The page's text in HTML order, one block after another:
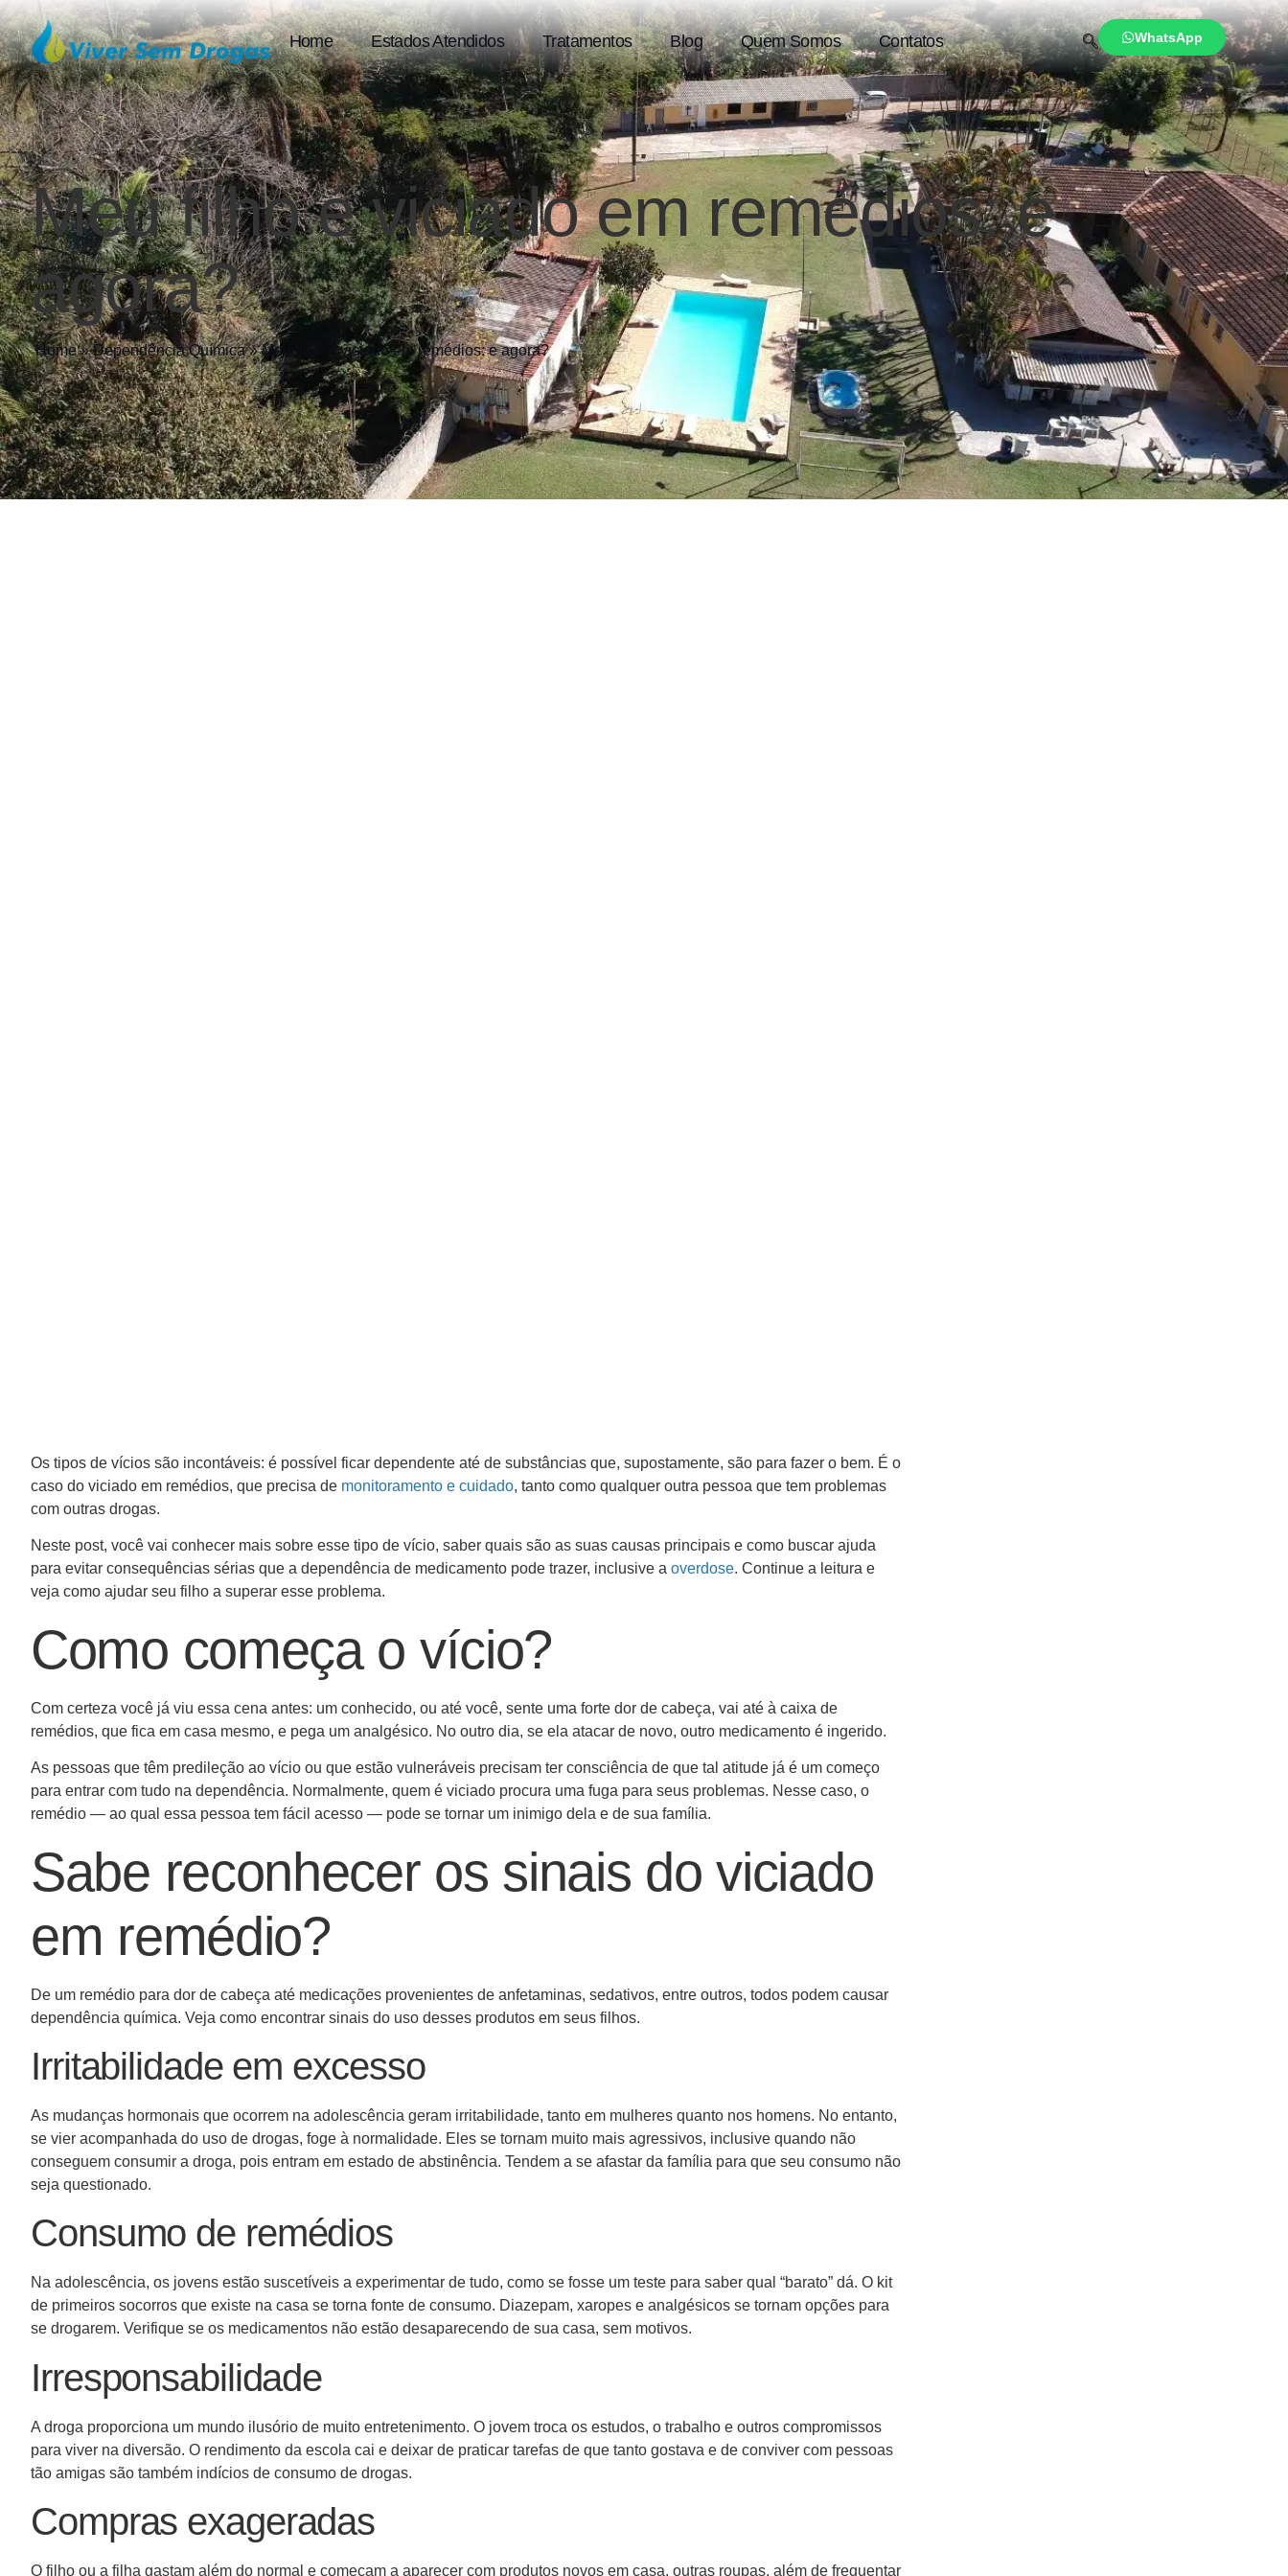
Home Estados Atendidos Tratamentos Blog Quem Somos Contatos WhatsApp
Meu filho é viciado em remédios: e
agora?
Home»Dependência Química»Meu filho é viciado em remédios: e agora?
Os tipos de vícios são incontáveis: é possível ficar dependente até de substâncias que, supostamente, são para fazer o bem. É o
caso do viciado em remédios, que precisa de monitoramento e cuidado, tanto como qualquer outra pessoa que tem problemas
com outras drogas.
Neste post, você vai conhecer mais sobre esse tipo de vício, saber quais são as suas causas principais e como buscar ajuda
para evitar consequências sérias que a dependência de medicamento pode trazer, inclusive a overdose. Continue a leitura e
veja como ajudar seu filho a superar esse problema.
Como começa o vício?
Com certeza você já viu essa cena antes: um conhecido, ou até você, sente uma forte dor de cabeça, vai até à caixa de
remédios, que fica em casa mesmo, e pega um analgésico. No outro dia, se ela atacar de novo, outro medicamento é ingerido.
As pessoas que têm predileção ao vício ou que estão vulneráveis precisam ter consciência de que tal atitude já é um começo
para entrar com tudo na dependência. Normalmente, quem é viciado procura uma fuga para seus problemas. Nesse caso, o
remédio — ao qual essa pessoa tem fácil acesso — pode se tornar um inimigo dela e de sua família.
Sabe reconhecer os sinais do viciado
em remédio?
De um remédio para dor de cabeça até medicações provenientes de anfetaminas, sedativos, entre outros, todos podem causar
dependência química. Veja como encontrar sinais do uso desses produtos em seus filhos.
Irritabilidade em excesso
As mudanças hormonais que ocorrem na adolescência geram irritabilidade, tanto em mulheres quanto nos homens. No entanto,
se vier acompanhada do uso de drogas, foge à normalidade. Eles se tornam muito mais agressivos, inclusive quando não
conseguem consumir a droga, pois entram em estado de abstinência. Tendem a se afastar da família para que seu consumo não
seja questionado.
Consumo de remédios
Na adolescência, os jovens estão suscetíveis a experimentar de tudo, como se fosse um teste para saber qual “barato” dá. O kit
de primeiros socorros que existe na casa se torna fonte de consumo. Diazepam, xaropes e analgésicos se tornam opções para
se drogarem. Verifique se os medicamentos não estão desaparecendo de sua casa, sem motivos.
Irresponsabilidade
A droga proporciona um mundo ilusório de muito entretenimento. O jovem troca os estudos, o trabalho e outros compromissos
para viver na diversão. O rendimento da escola cai e deixar de praticar tarefas de que tanto gostava e de conviver com pessoas
tão amigas são também indícios de consumo de drogas.
Compras exageradas
O filho ou a filha gastam além do normal e começam a aparecer com produtos novos em casa, outras roupas, além de frequentar